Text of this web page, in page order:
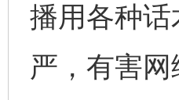
播用各种
严，有害